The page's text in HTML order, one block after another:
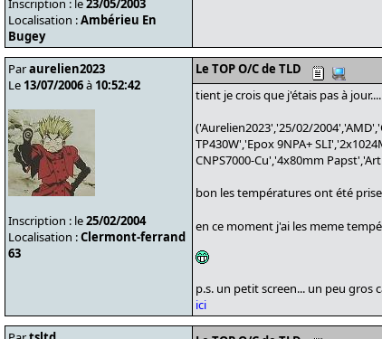
Inscription : le23/05/2003
Localisation :Ambérieu En
Bugey
Paraurelien2023
Le 13/07/2006à 10:52:42
Inscription : le25/02/2004
Localisation :Clermont-ferrand
63
Le TOP O/C de TLD
tient je crois que j'étais pas à jour....
('Aurelien2023','25/02/
TP430W','Epox 9NPA+
CNPS7000-Cu','4x80mm
bon les températures ont été
en ce moment j'ai les meme
p.s. un petit screen... un peu gros
ici